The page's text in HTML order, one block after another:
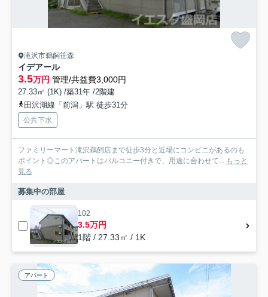
滝沢市鵜飼笹森
イデアール
3.5万円 管理/共益費3,000円
27.33㎡ (1K) /築31年 /2階建
田沢湖線「前潟」駅 徒歩31分
公共下水
ファミリーマート滝沢鵜飼店まで徒歩3分と近場にコンビニがあるのも
ポイント◎このアパートはバルコニー付きで、用途に合わせて... もっと
見る
募集中の部屋
102
3.5万円
1階 / 27.33㎡ / 1K
アパート